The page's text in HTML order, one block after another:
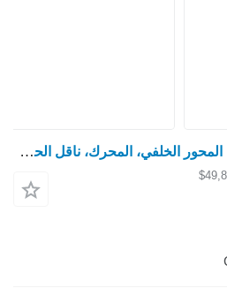
John Deere 3800 أمامي، المحور الخلفي، المحرك، ناقل الحركة، الكابينة، الهيدروليكي، البار 1437-311025-100754053 لـ آلية تحميل ومناولة زراعية